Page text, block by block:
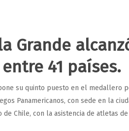
to closeGrande
41 países.
su quinto puesto en el medallero
Panamericanos, con sede en la
de Chile, con la asistencia de atletas de